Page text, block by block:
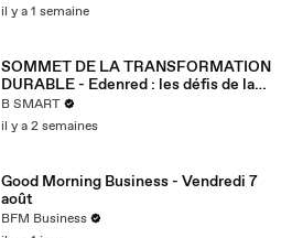
il y a 1 semaine
SOMMET DE LA TRANSFORMATION
DURABLE - Edenred : les défis de la
décarbonation
B SMART
il y a 2 semaines
Good Morning Business - Vendredi 7
août
BFM Business